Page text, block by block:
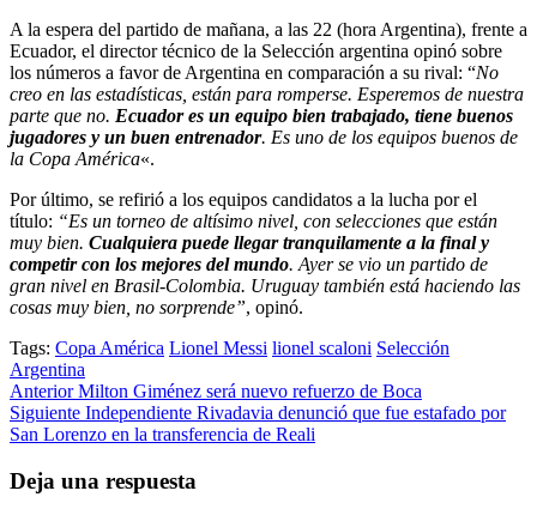
A la espera del partido de mañana, a las 22 (hora Argentina), frente a
Ecuador, el director técnico de la Selección argentina opinó sobre
los números a favor de Argentina en comparación a su rival: “No
creo en las estadísticas, están para romperse. Esperemos de nuestra
parte que no. Ecuador es un equipo bien trabajado, tiene buenos
jugadores y un buen entrenador. Es uno de los equipos buenos de
la Copa América«.
Por último, se refirió a los equipos candidatos a la lucha por el
título: “Es un torneo de altísimo nivel, con selecciones que están
muy bien. Cualquiera puede llegar tranquilamente a la final y
competir con los mejores del mundo. Ayer se vio un partido de
gran nivel en Brasil-Colombia. Uruguay también está haciendo las
cosas muy bien, no sorprende”, opinó.
Tags: Copa América Lionel Messi lionel scaloni Selección
Argentina
Post
navigation
AnteriorMilton Giménez será nuevo refuerzo de Boca
Siguiente Independiente Rivadavia denunció que fue estafado por
San Lorenzo en la transferencia de Reali
Deja una respuesta